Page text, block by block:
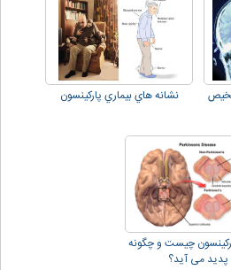
نشانه هاي بيماري پارکينسون
چیست و چگونه
پدید می آید؟